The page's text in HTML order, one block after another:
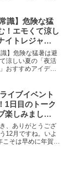
い、私と子ども達
...
識】危険な猛
！エモくて涼し
イトレジャ
イデア3選
】危険な猛暑は避
涼しい夏の「夜活
おすすめアイデア3
下旬に入り、いよ
イブイベント
1日目のトーク
楽しみまし
、ありがとうござ
12月ですね。いよ
こそは早めに年賀状